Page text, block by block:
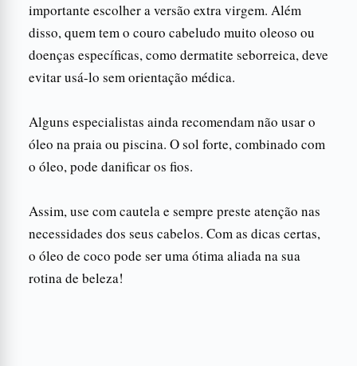
importante escolher a versão extra virgem. Além
disso, quem tem o couro cabeludo muito oleoso ou
doenças específicas, como dermatite seborreica, deve
evitar usá-lo sem orientação médica.
Alguns especialistas ainda recomendam não usar o
óleo na praia ou piscina. O sol forte, combinado com
o óleo, pode danificar os fios.
Assim, use com cautela e sempre preste atenção nas
necessidades dos seus cabelos. Com as dicas certas,
o óleo de coco pode ser uma ótima aliada na sua
rotina de beleza!